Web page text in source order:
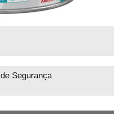
Segurança